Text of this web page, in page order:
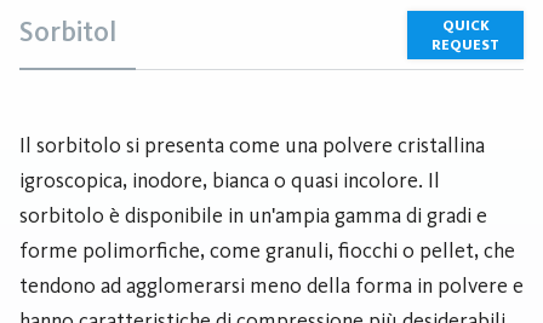
QUICK
REQUEST
Sorbitol
Il sorbitolo si presenta come una polvere cristallina
igroscopica, inodore, bianca o quasi incolore. Il
sorbitolo è disponibile in un'ampia gamma di gradi e
forme polimorfiche, come granuli, fiocchi o pellet, che
tendono ad agglomerarsi meno della forma in polvere e